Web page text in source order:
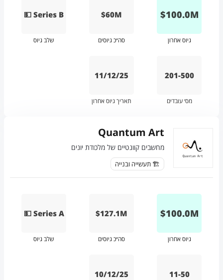
M
100.0
$
גיוס אחרון
$60M
סה״כ גיוסים
💵 Series B
שלב גיוס
201-500
מס׳ עובדים
11/12/25
תאריך גיוס אחרון
Quantum Art
מחשבים קוונטיים של מלכודת יונים
🏗️ תעשייה ובנייה
M
100.0
$
גיוס אחרון
$127.1M
סה״כ גיוסים
💵 Series A
שלב גיוס
11-50
10/12/25